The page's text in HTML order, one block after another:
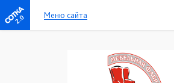
2.0 Меню сайта